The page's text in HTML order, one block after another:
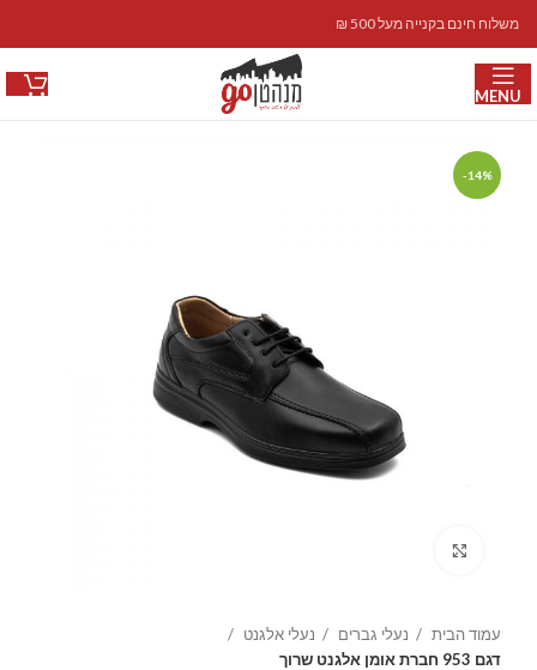
משלוח חינם בקנייה מעל 500 ₪
MENU
-14%
עמוד הבית נעלי גברים
נעלי אלגנט
דגם 953 חברת אומן אלגנט שרוך